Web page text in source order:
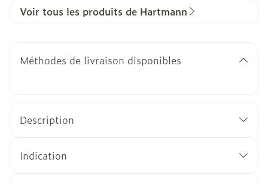
Voir tous les produits de Hartmann
Méthodes de livraison disponibles
Description
Indication